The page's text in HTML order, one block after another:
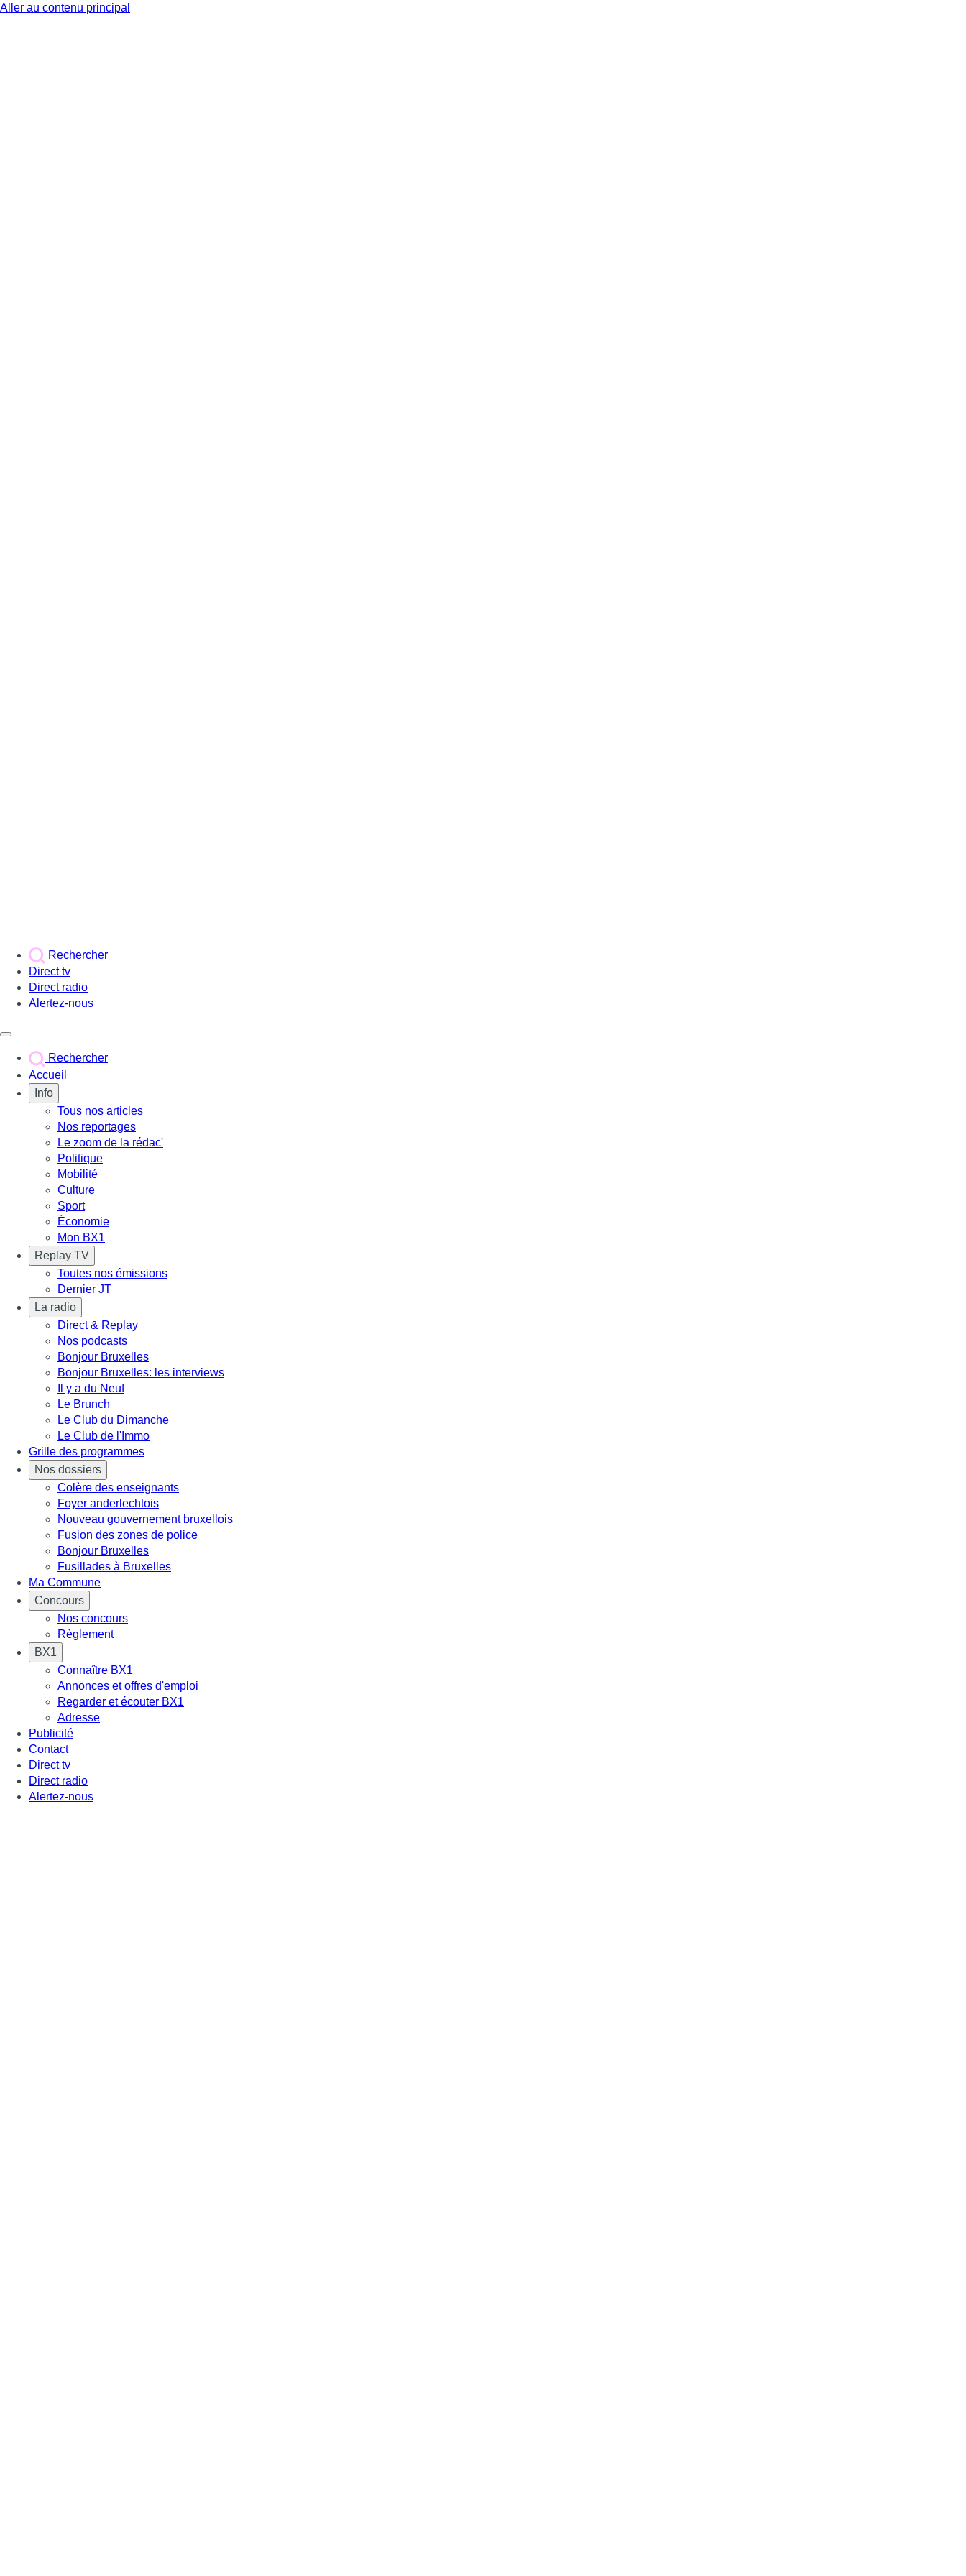
Aller au contenu principal
Rechercher
Direct tv
Direct radio
Alertez-nous
Rechercher
Accueil
Info
Tous nos articles
Nos reportages
Le zoom de la rédac'
Politique
Mobilité
Culture
Sport
Économie
Mon BX1
Replay TV
Toutes nos émissions
Dernier JT
La radio
Direct & Replay
Nos podcasts
Bonjour Bruxelles
Bonjour Bruxelles: les interviews
Il y a du Neuf
Le Brunch
Le Club du Dimanche
Le Club de l'Immo
Grille des programmes
Nos dossiers
Colère des enseignants
Foyer anderlechtois
Nouveau gouvernement bruxellois
Fusion des zones de police
Bonjour Bruxelles
Fusillades à Bruxelles
Ma Commune
Concours
Nos concours
Règlement
BX1
Connaître BX1
Annonces et offres d'emploi
Regarder et écouter BX1
Adresse
Publicité
Contact
Direct tv
Direct radio
Alertez-nous